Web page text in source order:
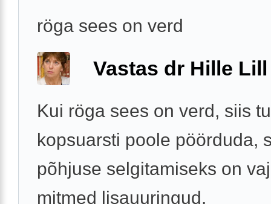
röga sees on verd
Vastas dr Hille Lill
Kui röga sees on verd, siis
kopsuarsti poole pöörduda,
põhjuse selgitamiseks on
mitmed lisauuringud.